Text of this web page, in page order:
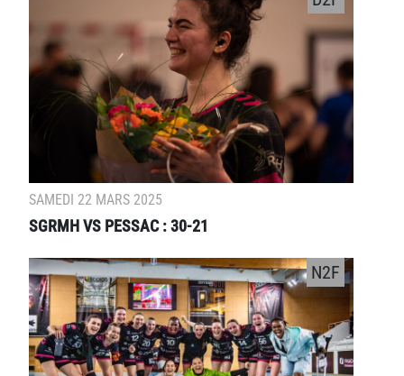
SAMEDI 22 MARS 2025
SGRMH VS PESSAC : 30-21
N2F